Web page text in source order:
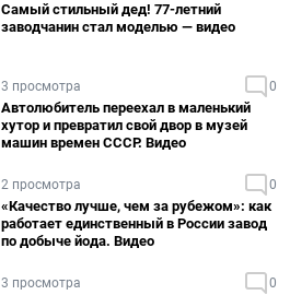
Самый стильный дед! 77-летний
заводчанин стал моделью — видео
3 просмотра 0
Автолюбитель переехал в маленький
хутор и превратил свой двор в музей
машин времен СССР. Видео
2 просмотра 0
«Качество лучше, чем за рубежом»: как
работает единственный в России завод
по добыче йода. Видео
3 просмотра 0